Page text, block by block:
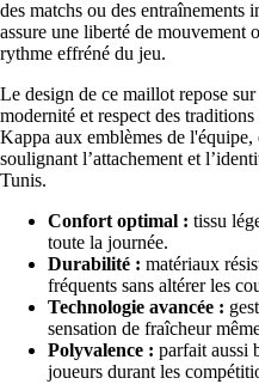
des matchs ou des entraînements
assure une liberté de mouvement
rythme effréné du jeu.
Le design de ce maillot repose
modernité et respect des
Kappa aux emblèmes de
soulignant l’attachement et
Tunis.
Confort optimal : tissu
toute la journée.
Durabilité : matériaux
fréquents sans altérer les
Technologie avancée :
sensation de fraîcheur
Polyvalence : parfait aussi
joueurs durant les